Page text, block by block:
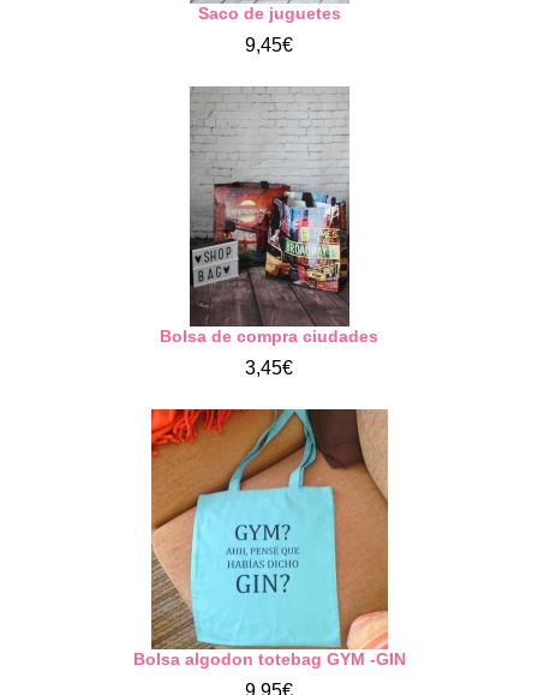
Saco de juguetes
9,45€
Bolsa de compra ciudades
3,45€
Bolsa algodon totebag GYM -GIN
9,95€